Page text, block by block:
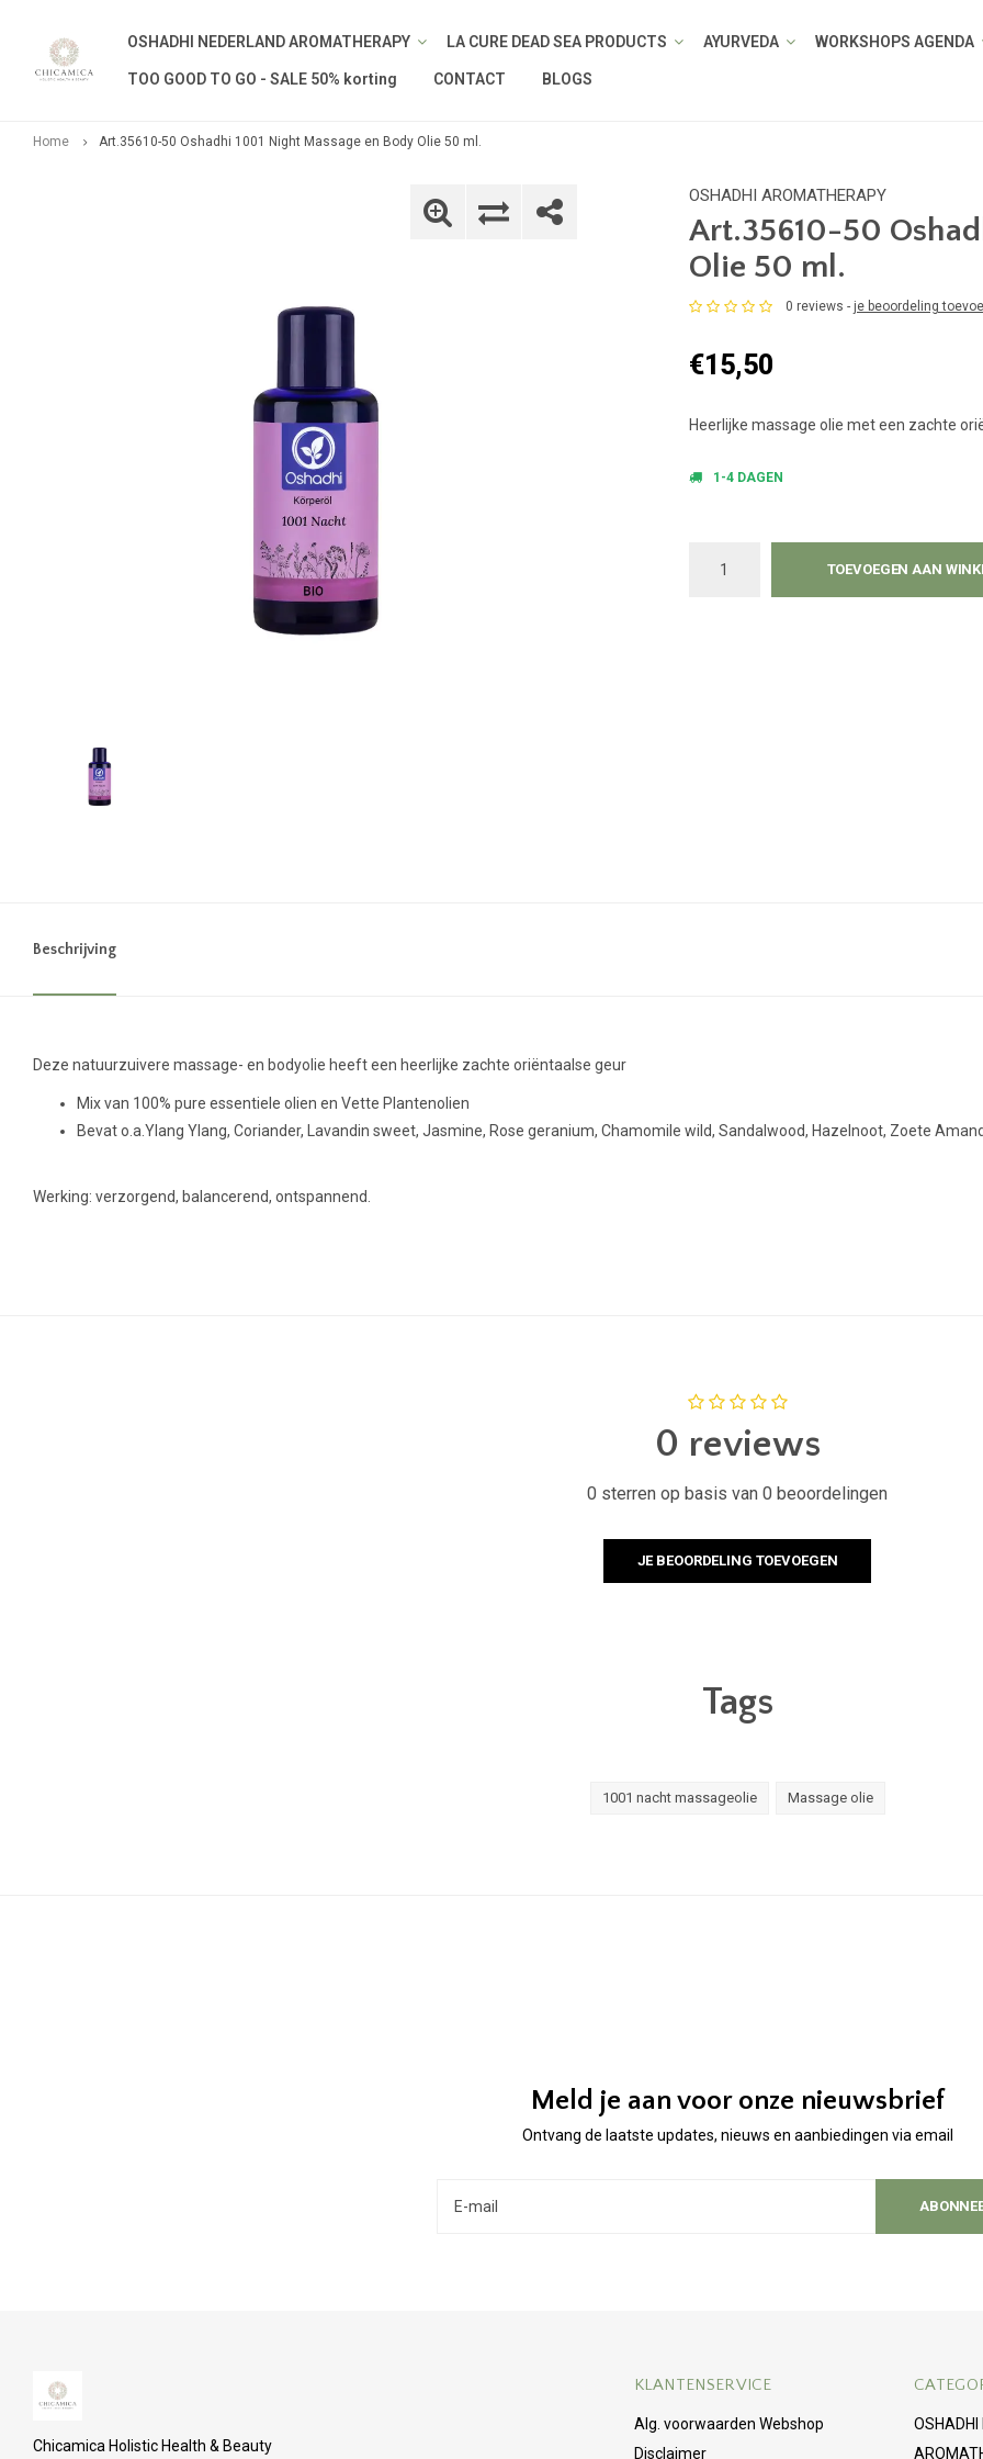
OSHADHI NEDERLAND AROMATHERAPY LA CURE DEAD SEA PRODUCTS AYURVEDA WORKSHOPS AGENDA
TOO GOOD TO GO - SALE 50% korting CONTACT BLOGS
Home Art.35610-50 Oshadhi 1001 Night Massage en Body Olie 50 ml.
OSHADHI AROMATHERAPY
Art.35610-50
Olie 50 ml.
0 reviews - je beoordeling
€15,50
Heerlijke massage olie met een zachte
1-4 DAGEN
TOEVOEGEN AAN
Beschrijving
Deze natuurzuivere massage- en bodyolie heeft een heerlijke zachte oriëntaalse geur
Mix van 100% pure essentiele olien en Vette Plantenolien
Bevat o.a.Ylang Ylang, Coriander, Lavandin sweet, Jasmine, Rose geranium, Chamomile wild, Sandalwood, Hazelnoot, Zoete
Werking: verzorgend, balancerend, ontspannend.
0 reviews
0 sterren op basis van 0 beoordelingen
JE BEOORDELING TOEVOEGEN
Tags
1001 nacht massageolie Massage olie
Meld je aan voor onze nieuwsbrief
Ontvang de laatste updates, nieuws en aanbiedingen via email
Chicamica Holistic Health & Beauty
KLANTENSERVICE
Alg. voorwaarden Webshop
Disclaimer
OSHADHI